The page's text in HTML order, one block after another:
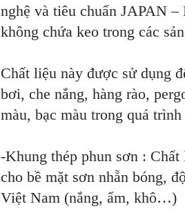
nghệ và tiêu chuẩn JAPAN
không chứa keo trong các
Chất liệu này được sử dụng
bơi, che nắng, hàng rào,
màu, bạc màu trong quá trình
-Khung thép phun sơn :
cho bề mặt sơn nhẵn bóng,
Việt Nam (nắng, ẩm, khô…)